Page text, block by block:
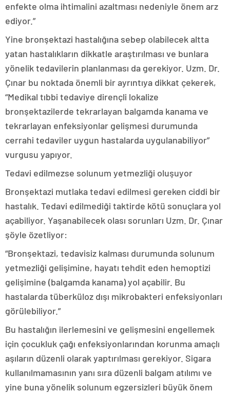
enfekte olma ihtimalini azaltması nedeniyle önem arz
ediyor.”
Yine bronşektazi hastalığına sebep olabilecek altta
yatan hastalıkların dikkatle araştırılması ve bunlara
yönelik tedavilerin planlanması da gerekiyor. Uzm. Dr.
Çınar bu noktada önemli bir ayrıntıya dikkat çekerek,
“Medikal tıbbi tedaviye dirençli lokalize
bronşektazilerde tekrarlayan balgamda kanama ve
tekrarlayan enfeksiyonlar gelişmesi durumunda
cerrahi tedaviler uygun hastalarda uygulanabiliyor”
vurgusu yapıyor.
Tedavi edilmezse solunum yetmezliği oluşuyor
Bronşektazi mutlaka tedavi edilmesi gereken ciddi bir
hastalık. Tedavi edilmediği taktirde kötü sonuçlara yol
açabiliyor. Yaşanabilecek olası sorunları Uzm. Dr. Çınar
şöyle özetliyor:
“Bronşektazi, tedavisiz kalması durumunda solunum
yetmezliği gelişimine, hayatı tehdit eden hemoptizi
gelişimine (balgamda kanama) yol açabilir. Bu
hastalarda tüberküloz dışı mikrobakteri enfeksiyonları
görülebiliyor.”
Bu hastalığın ilerlemesini ve gelişmesini engellemek
için çocukluk çağı enfeksiyonlarından korunma amaçlı
aşıların düzenli olarak yaptırılması gerekiyor. Sigara
kullanılmamasının yanı sıra düzenli balgam atılımı ve
yine buna yönelik solunum egzersizleri büyük önem